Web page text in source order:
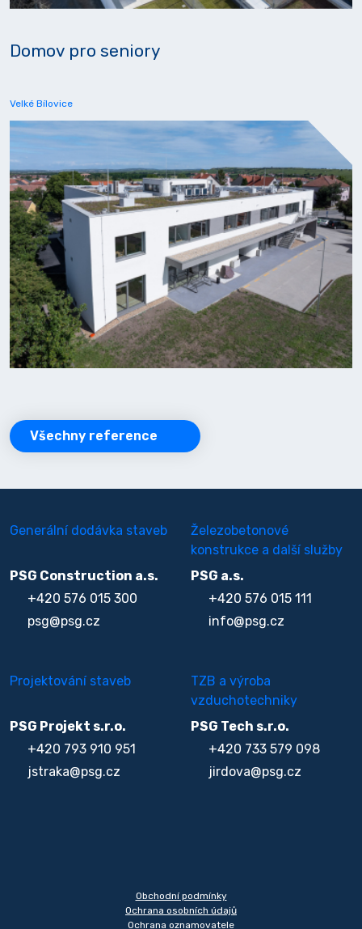
Domov pro seniory
Velké Bílovice
Všechny reference
Generální dodávka staveb
PSG Construction a.s.
+420 576 015 300
psg@psg.cz
Železobetonové
konstrukce a další služby
PSG a.s.
+420 576 015 111
info@psg.cz
Projektování staveb
PSG Projekt s.r.o.
+420 793 910 951
jstraka@psg.cz
TZB a výroba
vzduchotechniky
PSG Tech s.r.o.
+420 733 579 098
jirdova@psg.cz
Obchodní podmínky
Ochrana osobních údajů
Ochrana oznamovatele